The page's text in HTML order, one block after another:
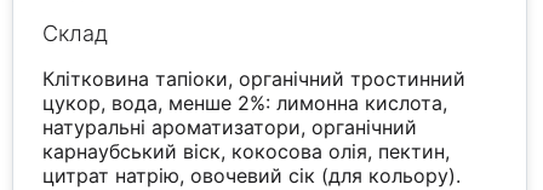
Склад
Клітковина тапіоки, органічний тростинний
цукор, вода, менше 2%: лимонна кислота,
натуральні ароматизатори, органічний
карнаубський віск, кокосова олія, пектин,
цитрат натрію, овочевий сік (для кольору).